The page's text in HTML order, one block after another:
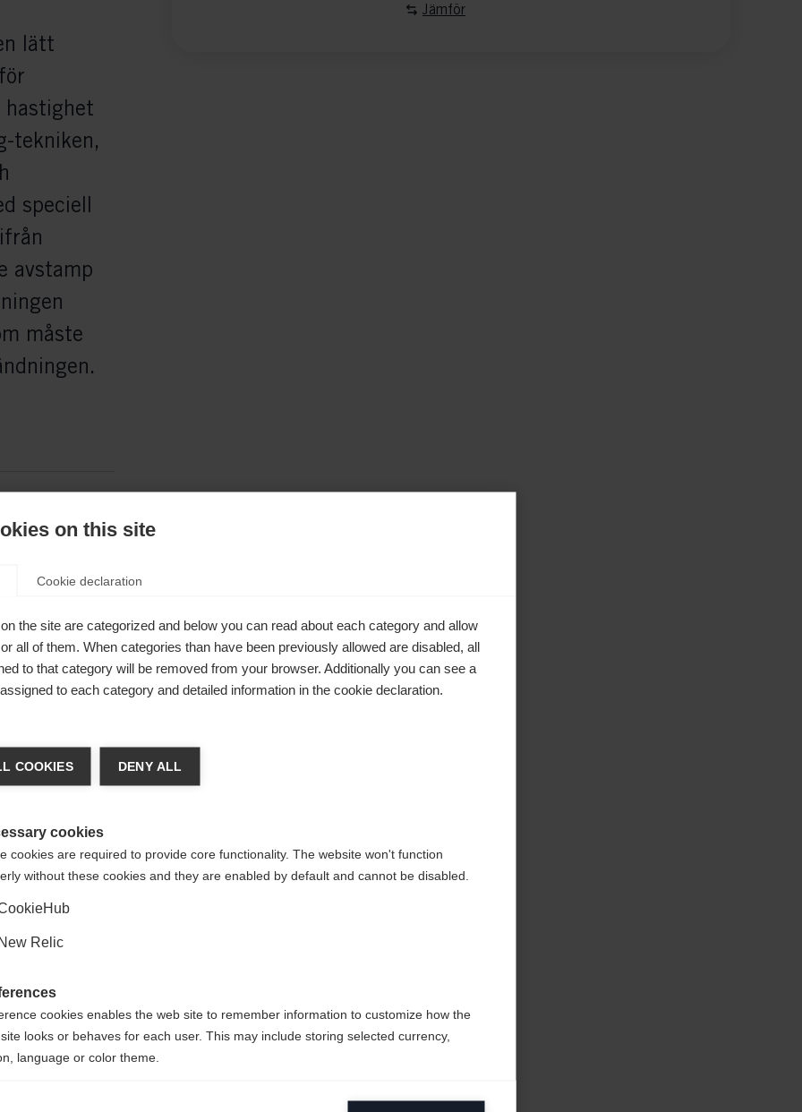
Jämför
lätt
hastighet
tekniken,
speciell
avstamp
måste
Shovel
41mm
språk
-butiken?
Ja, jag vill gärna bli omdirigerad
on this site
Cookie declaration
the site are categorized and below you can read about each category and allow
all of them. When categories than have been previously allowed are disabled, all
to that category will be removed from your browser. Additionally you can see a
to each category and detailed information in the cookie declaration.
COOKIES DENY ALL
cookies
cookies are required to provide core functionality. The website won't function
without these cookies and they are enabled by default and cannot be disabled.
New Relic
cookies enables the web site to remember information to customize how the
looks or behaves for each user. This may include storing selected currency,
language or color theme.